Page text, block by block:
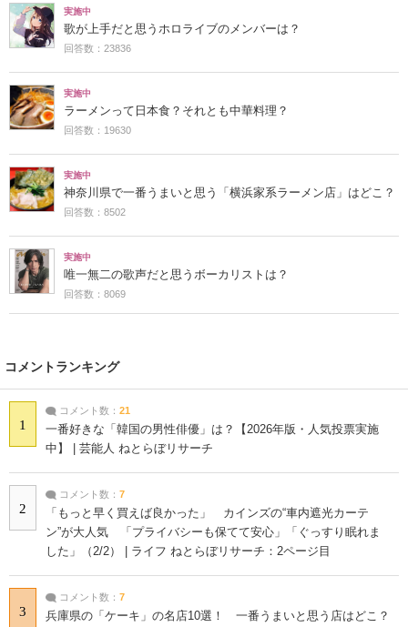
実施中
歌が上手だと思うホロライブのメンバーは？
回答数：23836
実施中
ラーメンって日本食？それとも中華料理？
回答数：19630
実施中
神奈川県で一番うまいと思う「横浜家系ラーメン店」はどこ？
回答数：8502
実施中
唯一無二の歌声だと思うボーカリストは？
回答数：8069
コメントランキング
1
コメント数： 21
一番好きな「韓国の男性俳優」は？【2026年版・人気投票実施
中】 | 芸能人 ねとらぼリサーチ
2
コメント数： 7
「もっと早く買えば良かった」 カインズの“車内遮光カーテ
ン”が大人気 「プライバシーも保てて安心」「ぐっすり眠れま
した」（2/2） | ライフ ねとらぼリサーチ：2ページ目
3
コメント数： 7
兵庫県の「ケーキ」の名店10選！ 一番うまいと思う店はどこ？